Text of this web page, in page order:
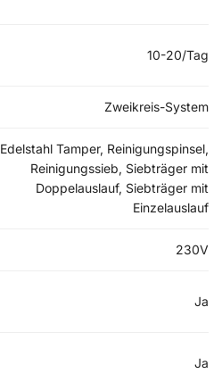
10-20/Tag
Zweikreis-System
Edelstahl Tamper, Reinigungspinsel,
Reinigungssieb, Siebträger mit
Doppelauslauf, Siebträger mit
Einzelauslauf
230V
Ja
Ja